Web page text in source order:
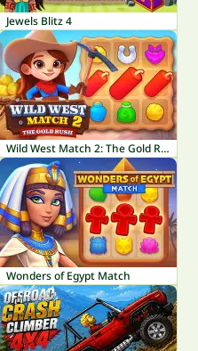
Jewels Blitz 4
Wild West Match 2: The Gold Rush
Wonders of Egypt Match